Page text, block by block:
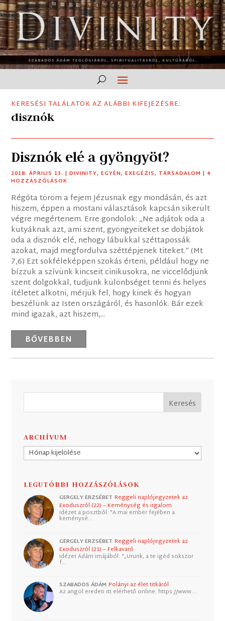
KERESÉSI TALÁLATOK AZ ALÁBBI KIFEJEZÉSRE:
disznók
Disznók elé a gyöngyöt?
2018. ÁPRILIS 13. |DIVINITY,EGYÉN,EXEGÉZIS, TÁRSADALOM | 4
HOZZÁSZÓLÁSOK
Régóta töröm a fejem Jézusnak egy mondásán, és azt
hiszem, éppen a mostani választások kapcsán sikerült
végre megértenem. Erre gondolok: „Ne adjátok oda a
kutyáknak azt, ami szent, gyöngyeiteket se dobjátok
oda a disznók elé, nehogy lábukkal széttapossák
azokat, majd megfordulva széttépjenek titeket.” (Mt
7,6) Ezt sokféleképpen szokás érteni, például hogy ne
bízzuk a szívünk kincseit cinikusokra, ne viccelődjünk
szent dolgokkal, tudjunk különbséget tenni és helyes
ítéletet alkotni, mérjük fel, hogy kinek és hogyan
beszélünk az Isten országáról, és hasonlók. Bár ezek
mind igazak, azt hiszem,...
BŐVEBBEN
ARCHÍVUM
Archívum
LEGUTÓBBI HOZZÁSZÓLÁSOK
GERGELY ERZSÉBET Reggeli naplójegyzetek az
Exoduszról (22) – Keménység és irgalom
Idézet a posztból: "A mai ember fejében a
keménysé…
GERGELY ERZSÉBET Reggeli naplójegyzetek az
Exoduszról (21) – Felkavaró
Idézet Ádám imájából: "„Urunk, a te igéd sokszor
f…
SZABADOS ÁDÁM Polányi az élet titkáról
Az angol eredeti itt elérhető online: https://www.…